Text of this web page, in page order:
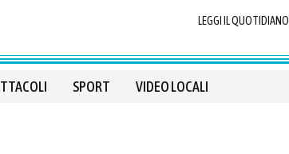
LEGGI IL QUOTIDIANO
SPORT VIDEO LOCALI